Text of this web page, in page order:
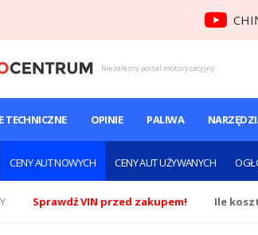
Niezależny portal motoryzacyjny
CENY AUT NOWYCH CENY AUT UŻYWANYCH
TECHNICZNE OPINIE PALIWA
Sprawdź VIN przed zakupem! Ile